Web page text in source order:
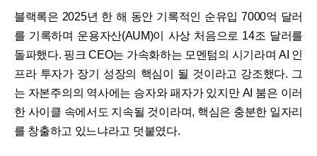
블랙록은 2025년 한 해 동안 기록적인 순유입 7000억 달러
를 기록하며 운용자산(AUM)이 사상 처음으로 14조 달러를
돌파했다. 핑크 CEO는 가속화하는 모멘텀의 시기라며 AI 인
프라 투자가 장기 성장의 핵심이 될 것이라고 강조했다. 그
는 자본주의의 역사에는 승자와 패자가 있지만 AI 붐은 이러
한 사이클 속에서도 지속될 것이라며, 핵심은 충분한 일자리
를 창출하고 있느냐라고 덧붙였다.